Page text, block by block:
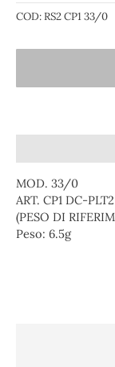
COD:RS2 CP1 33/0
MOD. 33/0
ART. CP1 DC-PLT2
(PESO DI
Peso: 6.5g